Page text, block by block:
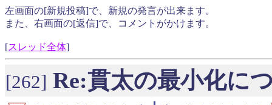
左画面の[新規投稿]で、新規の発言が出来ます。
また、右画面の[返信]で、コメントがかけます。
[スレッド全体]
[262] Re:貫太の最小化に